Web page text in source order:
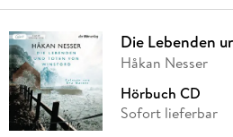
Die Lebenden
Håkan Nesser
Hörbuch CD
Sofort lieferbar